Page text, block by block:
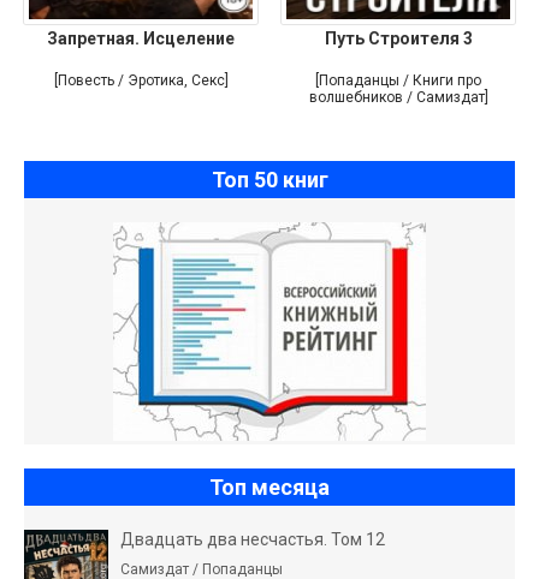
Запретная. Исцеление
[Повесть / Эротика, Секс]
Путь Строителя 3
[Попаданцы / Книги про
волшебников / Самиздат]
Топ 50 книг
Топ месяца
Двадцать два несчастья. Том 12
Самиздат / Попаданцы